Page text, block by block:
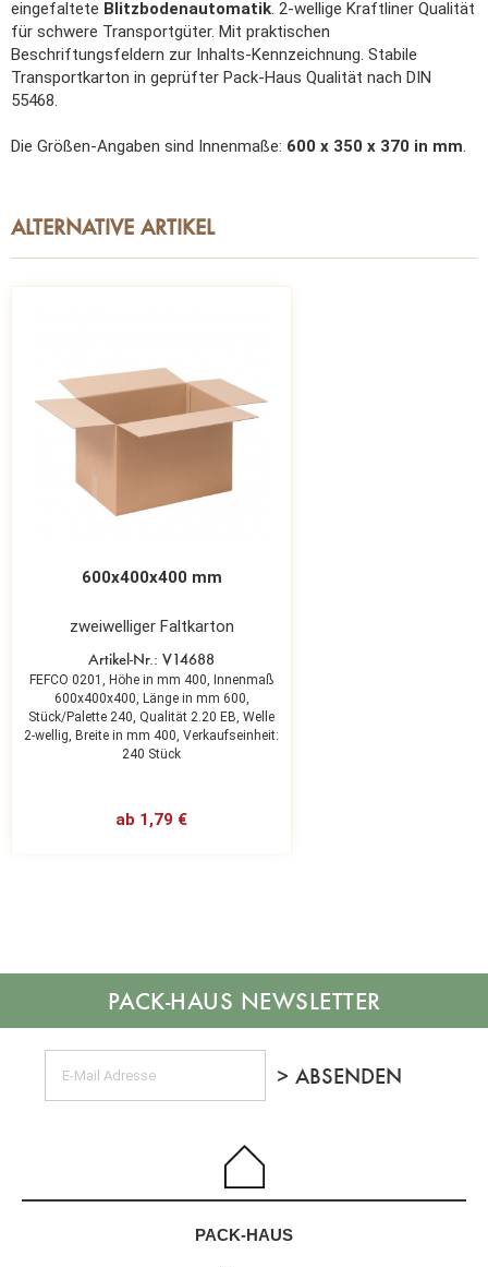
eingefaltete Blitzbodenautomatik. 2-wellige Kraftliner Qualität
für schwere Transportgüter. Mit praktischen
Beschriftungsfeldern zur Inhalts-Kennzeichnung. Stabile
Transportkarton in geprüfter Pack-Haus Qualität nach DIN
55468.
Die Größen-Angaben sind Innenmaße: 600 x 350 x 370 in mm.
ALTERNATIVE ARTIKEL
600x400x400 mm
zweiwelliger Faltkarton
Artikel-Nr.: V14688
FEFCO 0201, Höhe in mm 400, Innenmaß
600x400x400, Länge in mm 600,
Stück/Palette 240, Qualität 2.20 EB, Welle
2-wellig, Breite in mm 400, Verkaufseinheit:
240 Stück
ab 1,79 €
NEWSLETTER
PACK-HAUS